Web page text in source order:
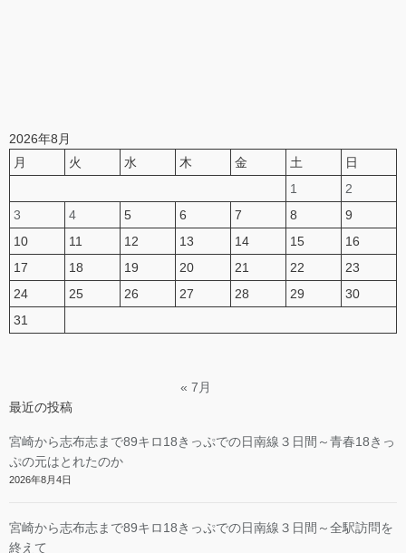
2026年8月
月
火 水 木 金 土
日
1
2
3
4 5 6 7 8
9
10
11 12 13 14 15
16
17
18 19 20 21 22
23
24
25 26 27 28 29
30
31
« 7月
最近の投稿
宮崎から志布志まで89キロ18きっぷでの日南線３日間～青春18きっ
ぷの元はとれたのか
2026年8月4日
宮崎から志布志まで89キロ18きっぷでの日南線３日間～全駅訪問を
終えて